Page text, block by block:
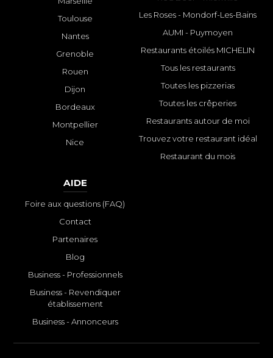
Toulouse
Nantes
Grenoble
Rouen
Dijon
Bordeaux
Montpellier
Nice
Les Roses - Mondorf-Les-Bains
AUMI - Puymoyen
Restaurants étoilés MICHELIN
Tous les restaurants
Toutes les pizzerias
Toutes les crêperies
Restaurants autour de moi
Trouvez votre restaurant idéal
Restaurant du mois
AIDE
Foire aux questions (FAQ)
Contact
Partenaires
Blog
Business - Professionnels
Business - Revendiquer
établissement
Business - Annonceurs